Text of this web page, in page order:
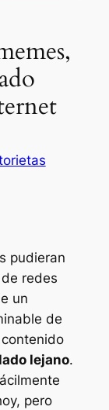
pudieran
redes
un
de
lejano.
pero